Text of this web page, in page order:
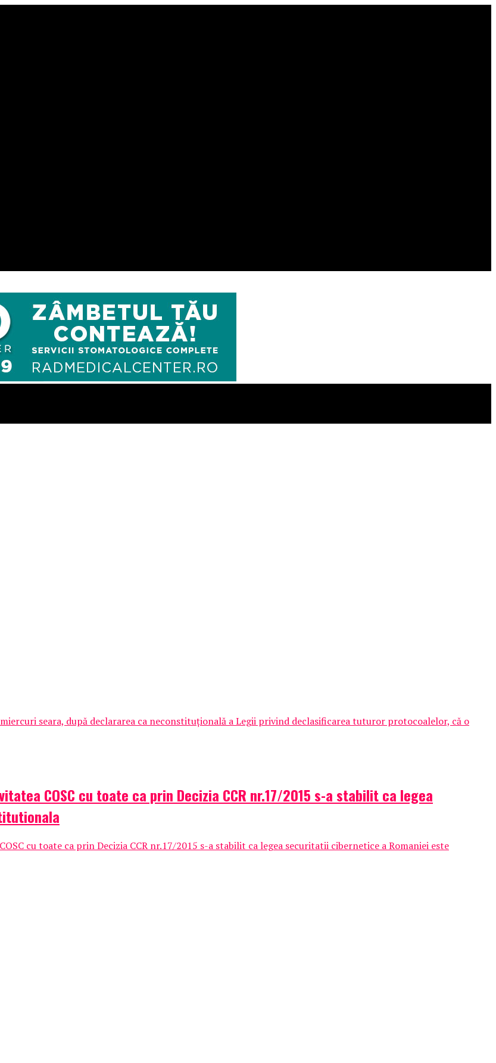
seara, după declararea ca neconstituţională a Legii privind declasificarea tuturor protocoalelor, că o
COSC cu toate ca prin Decizia CCR nr.17/2015 s-a stabilit ca legea
cu toate ca prin Decizia CCR nr.17/2015 s-a stabilit ca legea securitatii cibernetice a Romaniei este